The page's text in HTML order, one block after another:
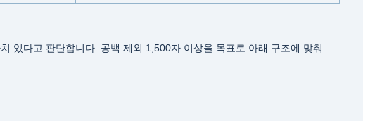
있다고 판단합니다. 공백 제외 1,500자 이상을 목표로 아래 구조에 맞춰